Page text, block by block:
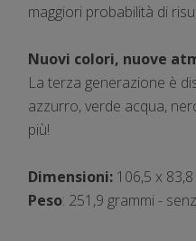
maggiori probabilità di
Nuovi colori, nuove
La terza generazione è
azzurro, verde acqua,
più!
Dimensioni: 106,5 x
Peso: 251,9 grammi -